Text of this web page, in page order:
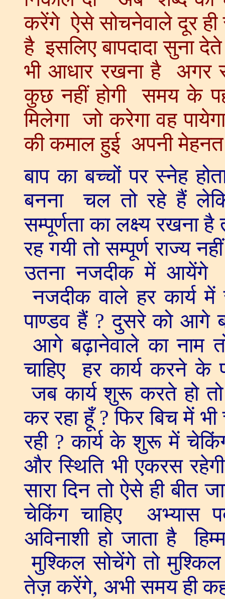
करेंगे ऐसे सोचनेवाले दूर
है इसलिए बापदादा सुना
भी आधार रखना है अगर
कुछ नहीं होगी समय के
मिलेगा जो करेगा वह
की कमाल हुई अपनी
बाप का बच्चों पर स्नेह
बनना चल तो रहे हैं
सम्पूर्णता का लक्ष्य रखना
रह गयी तो सम्पूर्ण राज्य
उतना नजदीक में आयेंगे
नजदीक वाले हर कार्य
पाण्डव हैं ? दुसरे को आगे
आगे बढ़ानेवाले का नाम
चाहिए हर कार्य करने
जब कार्य शुरू करते हो
कर रहा हूँ ? फिर बिच में
रही ? कार्य के शुरू में
और स्थिति भी एकरस
सारा दिन तो ऐसे ही
चेकिंग चाहिए अभ्यास
अविनाशी हो जाता है
मुश्किल सोचेंगे तो
तेज़ करेंगे, अभी समय ही